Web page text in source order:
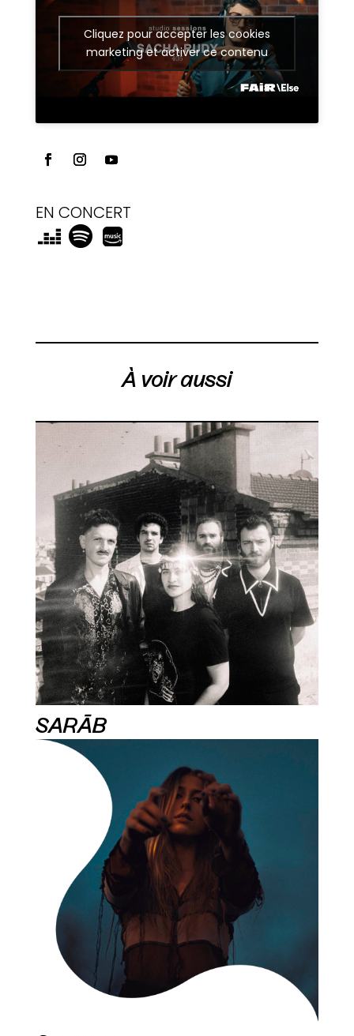
Cliquez pour accepter les cookies
marketing et activer ce contenu
EN CONCERT
À voir aussi
SARĀB